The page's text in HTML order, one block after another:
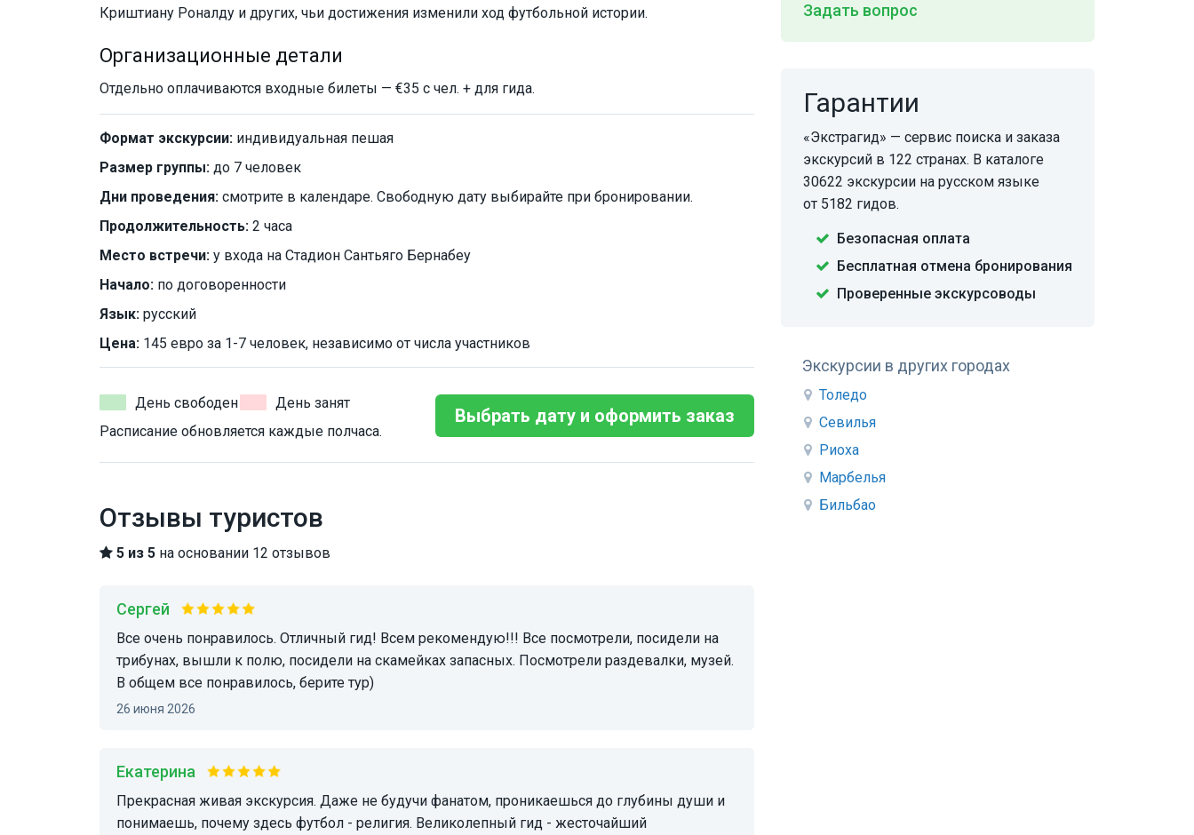
Криштиану Роналду и других, чьи достижения изменили ход футбольной истории.
Организационные детали
Отдельно оплачиваются входные билеты — €35 с чел. + для гида.
Формат экскурсии: индивидуальная пешая
Размер группы: до 7 человек
Дни проведения: смотрите в календаре. Свободную дату выбирайте при бронировании.
Продолжительность: 2 часа
Место встречи: у входа на Стадион Сантьяго Бернабеу
Начало: по договоренности
Язык: русский
Цена: 145 евро за 1-7 человек, независимо от числа участников
День свободен
День занят
Расписание обновляется каждые полчаса.
Выбрать дату и оформить заказ
Отзывы туристов
5 из 5 на основании 12 отзывов
Сергей
Все очень понравилось. Отличный гид! Всем рекомендую!!! Все посмотрели, посидели на
трибунах, вышли к полю, посидели на скамейках запасных. Посмотрели раздевалки, музей.
В общем все понравилось, берите тур)
26 июня 2026
Екатерина
Прекрасная живая экскурсия. Даже не будучи фанатом, проникаешься до глубины души и
понимаешь, почему здесь футбол - религия. Великолепный гид - жесточайший
Задать вопрос
Гарантии
«Экстрагид» — сервис поиска и заказа
экскурсий в 122 странах. В каталоге
30622 экскурсии на русском языке
от 5182 гидов.
Безопасная оплата
Бесплатная отмена бронирования
Проверенные экскурсоводы
Экскурсии в других городах
Толедо
Севилья
Риоха
Марбелья
Бильбао